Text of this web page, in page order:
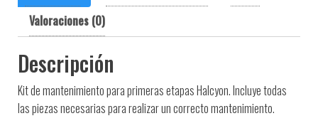
Valoraciones (0)
Descripción
Kit de mantenimiento para primeras etapas Halcyon. Incluye todas
las piezas necesarias para realizar un correcto mantenimiento.